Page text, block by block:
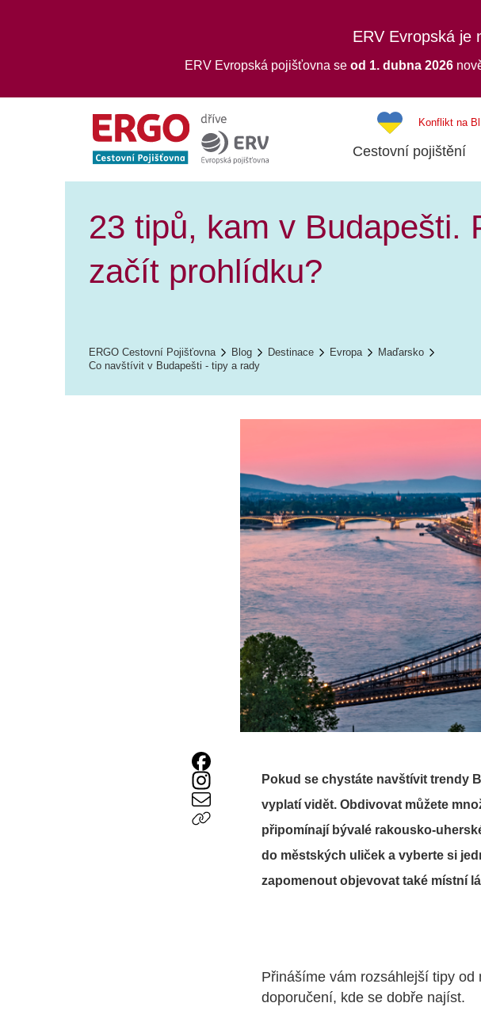
ERV Evropská je
ERV Evropská pojišťovna se od 1. dubna 2026
Konflikt na
Cestovní pojištění
23 tipů, kam v Budapešti.
začít prohlídku?
ERGO Cestovní Pojišťovna Blog Destinace Evropa
Maďarsko
Co navštívit v Budapešti - tipy a rady
Pokud se chystáte navštívit trendy
vyplatí vidět. Obdivovat můžete
připomínají bývalé rakousko-
do městských uliček a vyberte si
zapomenout objevovat také místní
Přinášíme vám rozsáhlejší tipy od
doporučení, kde se dobře najíst.